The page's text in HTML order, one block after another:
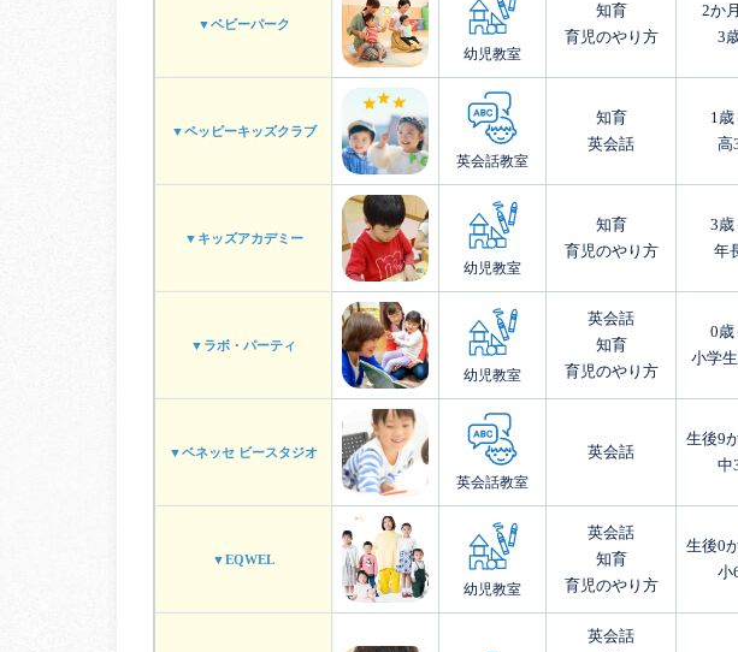
▼ベビーパーク
幼児教室
知育
育児のやり方
2か
3
▼ペッピーキッズクラブ
英会話教室
知育
英会話
1歳
高
▼キッズアカデミー
幼児教室
知育
育児のやり方
3歳
年
▼ラボ・パーティ
幼児教室
英会話
知育
育児のやり方
0歳
小学
▼ベネッセ ビースタジオ
英会話教室
英会話
生後9
中
▼EQWEL
幼児教室
英会話
知育
育児のやり方
生後0
小
英会話